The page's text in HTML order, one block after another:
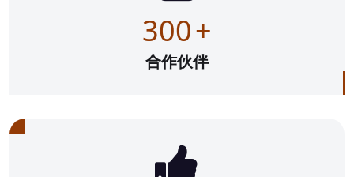
300+
合作伙伴